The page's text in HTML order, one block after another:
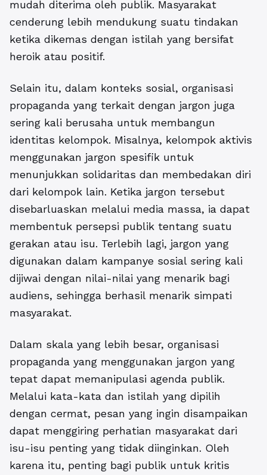
mudah diterima oleh publik. Masyarakat
cenderung lebih mendukung suatu tindakan
ketika dikemas dengan istilah yang bersifat
heroik atau positif.
Selain itu, dalam konteks sosial, organisasi
propaganda yang terkait dengan jargon juga
sering kali berusaha untuk membangun
identitas kelompok. Misalnya, kelompok aktivis
menggunakan jargon spesifik untuk
menunjukkan solidaritas dan membedakan diri
dari kelompok lain. Ketika jargon tersebut
disebarluaskan melalui media massa, ia dapat
membentuk persepsi publik tentang suatu
gerakan atau isu. Terlebih lagi, jargon yang
digunakan dalam kampanye sosial sering kali
dijiwai dengan nilai-nilai yang menarik bagi
audiens, sehingga berhasil menarik simpati
masyarakat.
Dalam skala yang lebih besar, organisasi
propaganda yang menggunakan jargon yang
tepat dapat memanipulasi agenda publik.
Melalui kata-kata dan istilah yang dipilih
dengan cermat, pesan yang ingin disampaikan
dapat menggiring perhatian masyarakat dari
isu-isu penting yang tidak diinginkan. Oleh
karena itu, penting bagi publik untuk kritis